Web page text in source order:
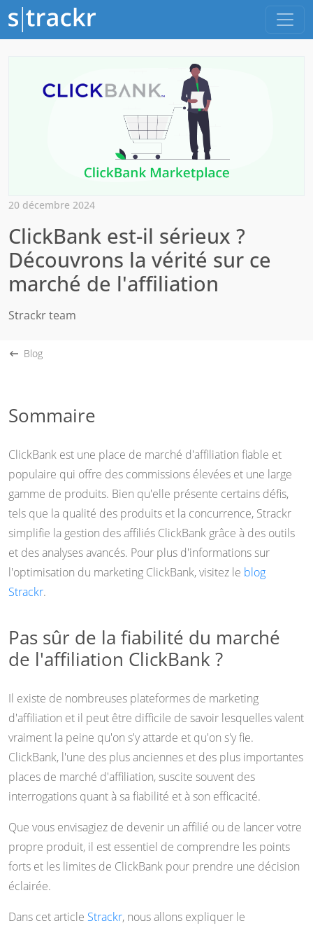
20 décembre 2024
ClickBank est-il sérieux ?
Découvrons la vérité sur ce
marché de l'affiliation
Strackr team
Blog
Sommaire
ClickBank est une place de marché d'affiliation fiable et
populaire qui offre des commissions élevées et une large
gamme de produits. Bien qu'elle présente certains défis,
tels que la qualité des produits et la concurrence, Strackr
simplifie la gestion des affiliés ClickBank grâce à des outils
et des analyses avancés. Pour plus d'informations sur
l'optimisation du marketing ClickBank, visitez le blog
Strackr.
Pas sûr de la fiabilité du marché
de l'affiliation ClickBank ?
Il existe de nombreuses plateformes de marketing
d'affiliation et il peut être difficile de savoir lesquelles valent
vraiment la peine qu'on s'y attarde et qu'on s'y fie.
ClickBank, l'une des plus anciennes et des plus importantes
places de marché d'affiliation, suscite souvent des
interrogations quant à sa fiabilité et à son efficacité.
Que vous envisagiez de devenir un affilié ou de lancer votre
propre produit, il est essentiel de comprendre les points
forts et les limites de ClickBank pour prendre une décision
éclairée.
Dans cet article Strackr, nous allons expliquer le